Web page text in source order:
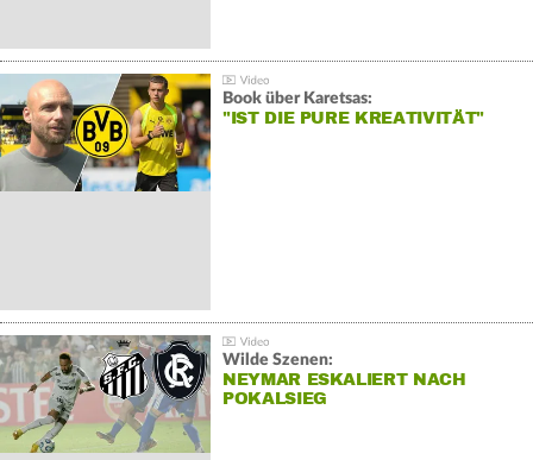
Book über Karetsas:
"IST DIE PURE KREATIVITÄT"
Wilde Szenen:
NEYMAR ESKALIERT NACH
POKALSIEG